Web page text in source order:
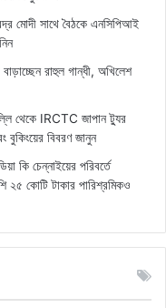
মোদী সাথে বৈঠকে এনসিপিআই
রাহুল গান্ধী, অখিলেশ
IRCTC জাপান ট্যুর
বিবরণ জানুন
চেন্নাইয়ের পরিবর্তে
২৫ কোটি টাকার পারিশ্রমিকও